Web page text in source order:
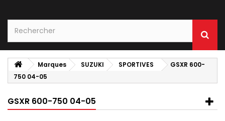
Marques SUZUKI SPORTIVES
GSXR 600-
750 04-05
GSXR 600-750 04-05